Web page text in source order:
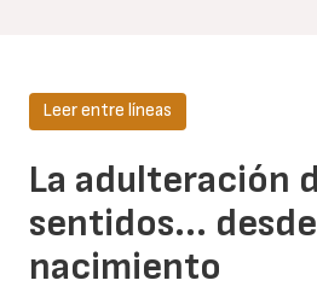
La adulteración
sentidos...
nacimiento
Leer entre líneas